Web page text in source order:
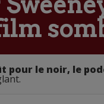
pour le noir, le